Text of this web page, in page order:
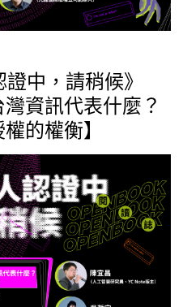
中，請稍候》
灣資訊代表什麼？
的權衡】